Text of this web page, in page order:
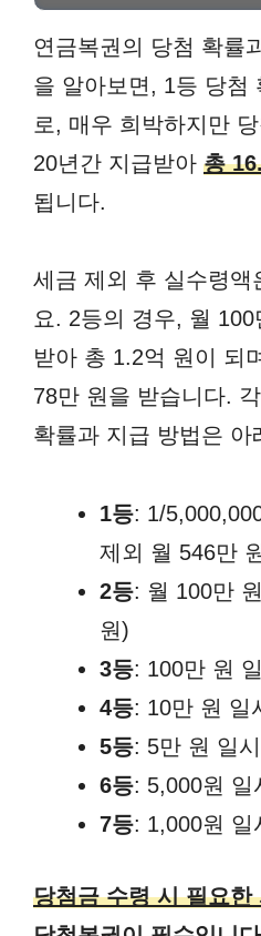
연금복권의 당첨 확률
을 알아보면, 1등 당첨
로, 매우 희박하지만
20년간 지급받아 총
됩니다.
세금 제외 후 실수령액
요. 2등의 경우, 월
받아 총 1.2억 원이 되
78만 원을 받습니다.
확률과 지급 방법은 아
1등: 1/
제외 월 546만
2등: 월 100만
원)
3등: 100만 원
4등: 10만 원 일
5등: 5만 원 일
6등: 5,000원 일
7등: 1,000원 일
당첨금 수령 시 필요한